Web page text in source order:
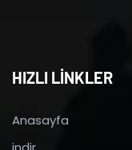
HIZLI LİNKLER
Anasayfa